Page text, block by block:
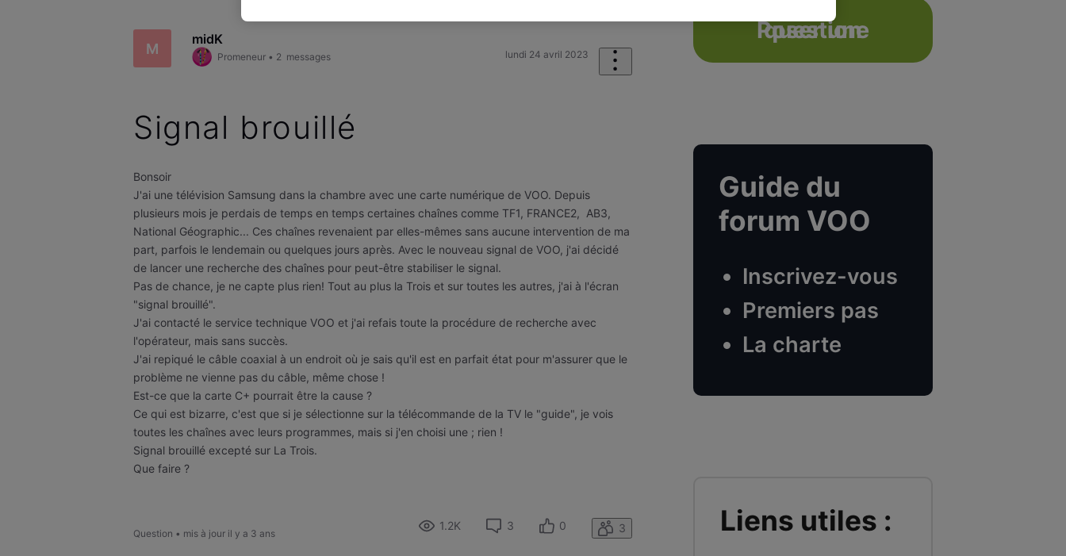
M
midK
Promeneur• 2 messages lundi 24 avril 2023
Signal brouillé
Bonsoir
J'ai une télévision Samsung dans la chambre avec une carte numérique de VOO. Depuis
plusieurs mois je perdais de temps en temps certaines chaînes comme TF1, FRANCE2, AB3,
National Géographic... Ces chaînes revenaient par elles-mêmes sans aucune intervention de ma
part, parfois le lendemain ou quelques jours après. Avec le nouveau signal de VOO, j'ai décidé
de lancer une recherche des chaînes pour peut-être stabiliser le signal.
Pas de chance, je ne capte plus rien! Tout au plus la Trois et sur toutes les autres, j'ai à l'écran
"signal brouillé".
J'ai contacté le service technique VOO et j'ai refais toute la procédure de recherche avec
l'opérateur, mais sans succès.
J'ai repiqué le câble coaxial à un endroit où je sais qu'il est en parfait état pour m'assurer que le
problème ne vienne pas du câble, même chose !
Est-ce que la carte C+ pourrait être la cause ?
Ce qui est bizarre, c'est que si je sélectionne sur la télécommande de la TV le "guide", je vois
toutes les chaînes avec leurs programmes, mais si j'en choisi une ; rien !
Signal brouillé excepté sur La Trois.
Que faire ?
Question • mis à jour il y a 3 ans
1.2K 3 0 3
Poser une question
Guide du
forum VOO
Inscrivez-vous
Premiers pas
La charte
Liens utiles :